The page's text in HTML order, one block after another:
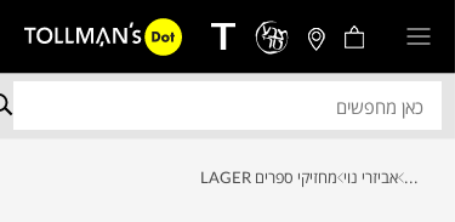
... אביזרי נוי מחזיקי ספרים LAGER